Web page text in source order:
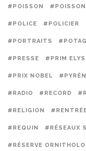
#POISSON
#POLICE #POLICIER
#PORTRAITS
#PRESSE #PRIM
#PRIX NOBEL
#RADIO #RECORD
#RELIGION
#REQUIN #RÉSEAUX
#RÉSERVE